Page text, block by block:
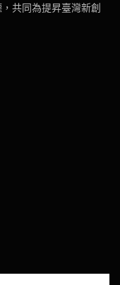
共同為提昇臺灣新創